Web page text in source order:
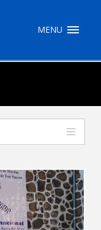
MENU
My Dawson///
Dawson